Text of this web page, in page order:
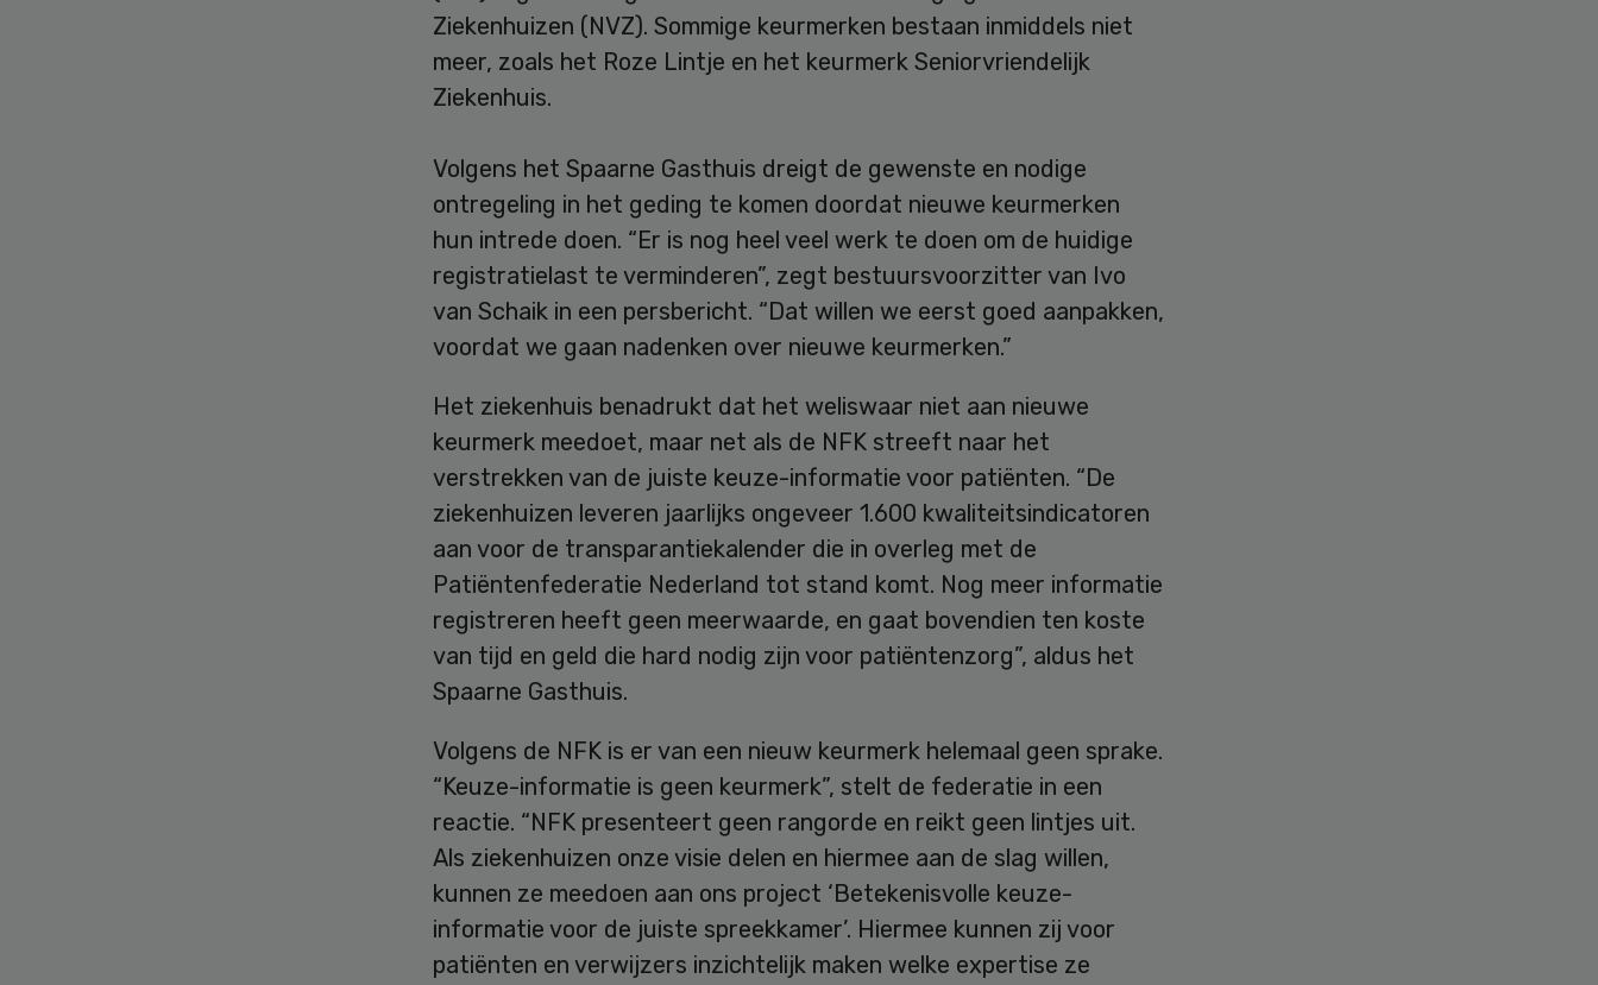
Ziekenhuizen (NVZ). Sommige keurmerken bestaan inmiddels niet
meer, zoals het Roze Lintje en het keurmerk Seniorvriendelijk
Ziekenhuis.
Volgens het Spaarne Gasthuis dreigt de gewenste en nodige
ontregeling in het geding te komen doordat nieuwe keurmerken
hun intrede doen. “Er is nog heel veel werk te doen om de huidige
registratielast te verminderen”, zegt bestuursvoorzitter van Ivo
van Schaik in een persbericht. “Dat willen we eerst goed aanpakken,
voordat we gaan nadenken over nieuwe keurmerken.”
Het ziekenhuis benadrukt dat het weliswaar niet aan nieuwe
keurmerk meedoet, maar net als de NFK streeft naar het
verstrekken van de juiste keuze-informatie voor patiënten. “De
ziekenhuizen leveren jaarlijks ongeveer 1.600 kwaliteitsindicatoren
aan voor de transparantiekalender die in overleg met de
Patiëntenfederatie Nederland tot stand komt. Nog meer informatie
registreren heeft geen meerwaarde, en gaat bovendien ten koste
van tijd en geld die hard nodig zijn voor patiëntenzorg”, aldus het
Spaarne Gasthuis.
Volgens de NFK is er van een nieuw keurmerk helemaal geen sprake.
“Keuze-informatie is geen keurmerk”, stelt de federatie in een
reactie. “NFK presenteert geen rangorde en reikt geen lintjes uit.
Als ziekenhuizen onze visie delen en hiermee aan de slag willen,
kunnen ze meedoen aan ons project ‘Betekenisvolle keuze-
informatie voor de juiste spreekkamer’. Hiermee kunnen zij voor
patiënten en verwijzers inzichtelijk maken welke expertise ze